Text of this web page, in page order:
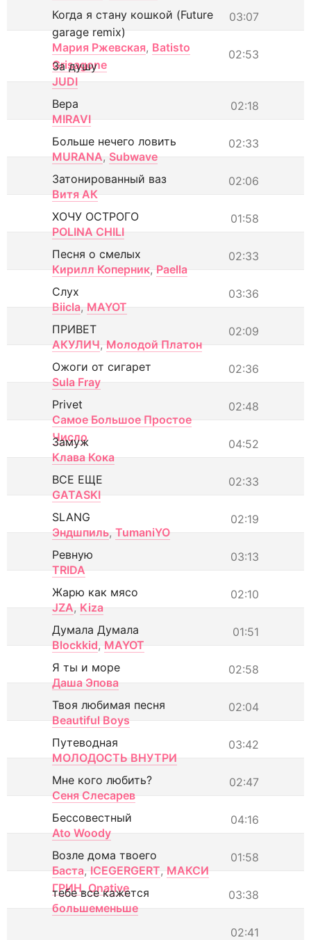
03:07
Когда я стану кошкой (Future
garage remix)
Мария Ржевская, Batisto
Grisagone
02:53
За душу
JUDI
02:18
Вера
MIRAVI
02:33
Больше нечего ловить
MURANA, Subwave
02:06
Затонированный ваз
Витя АК
01:58
ХОЧУ ОСТРОГО
POLINA CHILI
02:33
Песня о смелых
Кирилл Коперник, Paella
03:36
Слух
Biicla, MAYOT
02:09
ПРИВЕТ
АКУЛИЧ, Молодой Платон
02:36
Ожоги от сигарет
Sula Fray
02:48
Privet
Самое Большое Простое
Число
04:52
Замуж
Клава Кока
02:33
ВСЕ ЕЩЕ
GATASKI
02:19
SLANG
Эндшпиль, TumaniYO
03:13
Ревную
TRIDA
02:10
Жарю как мясо
JZA, Kiza
01:51
Думала Думала
Blockkid, MAYOT
02:58
Я ты и море
Даша Эпова
02:04
Твоя любимая песня
Beautiful Boys
03:42
Путеводная
МОЛОДОСТЬ ВНУТРИ
02:47
Мне кого любить?
Сеня Слесарев
04:16
Бессовестный
Ato Woody
01:58
Возле дома твоего
Баста, ICEGERGERT, МАКСИ
ГРИН, Onative 03:38
тебе все кажется
большеменьше
02:41